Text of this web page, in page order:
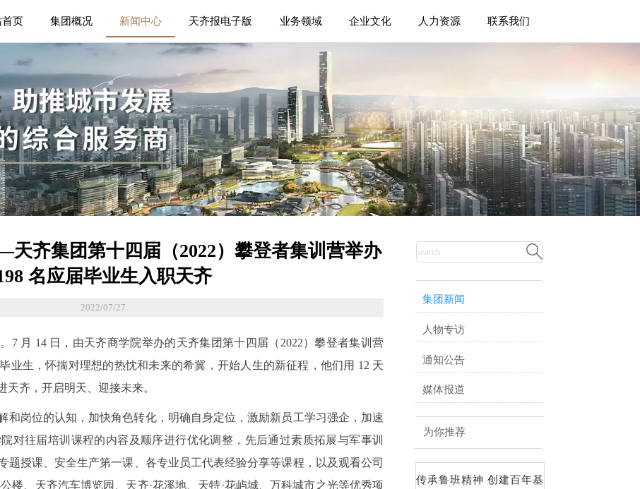
首页 集团概况 新闻中心 天齐报电子版 业务领域 企业文化 人力资源 联系我们
齐集团第十四届（2022）攀登者集训营举办
名应届毕业生入职天齐
2022/07/27
7 月 14 日，由天齐商学院举办的天齐集团第十四届（2022）攀登者集训营
业生，怀揣对理想的热忱和未来的希冀，开始人生的新征程，他们用 12 天
齐，开启明天、迎接未来。
和岗位的认知，加快角色转化，明确自身定位，激励新员工学习强企，加速
对往届培训课程的内容及顺序进行优化调整，先后通过素质拓展与军事训
题授课、安全生产第一课、各专业员工代表经验分享等课程，以及观看公司
楼、天齐汽车博览园、天齐·花溪地、天特·花屿城、万科城市之光等优秀项

集团新闻
人物专访
通知公告
媒体报道
为你推荐
传承鲁班精神 创建百年基